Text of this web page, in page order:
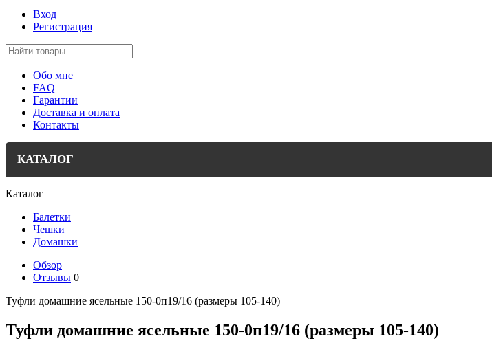
Вход
Регистрация
Обо мне
FAQ
Гарантии
Доставка и оплата
Контакты
КАТАЛОГ
Каталог
Балетки
Чешки
Домашки
Обзор
Отзывы 0
Туфли домашние ясельные 150-0п19/16 (размеры 105-140)
Туфли домашние ясельные 150-0п19/16 (размеры 105-140)